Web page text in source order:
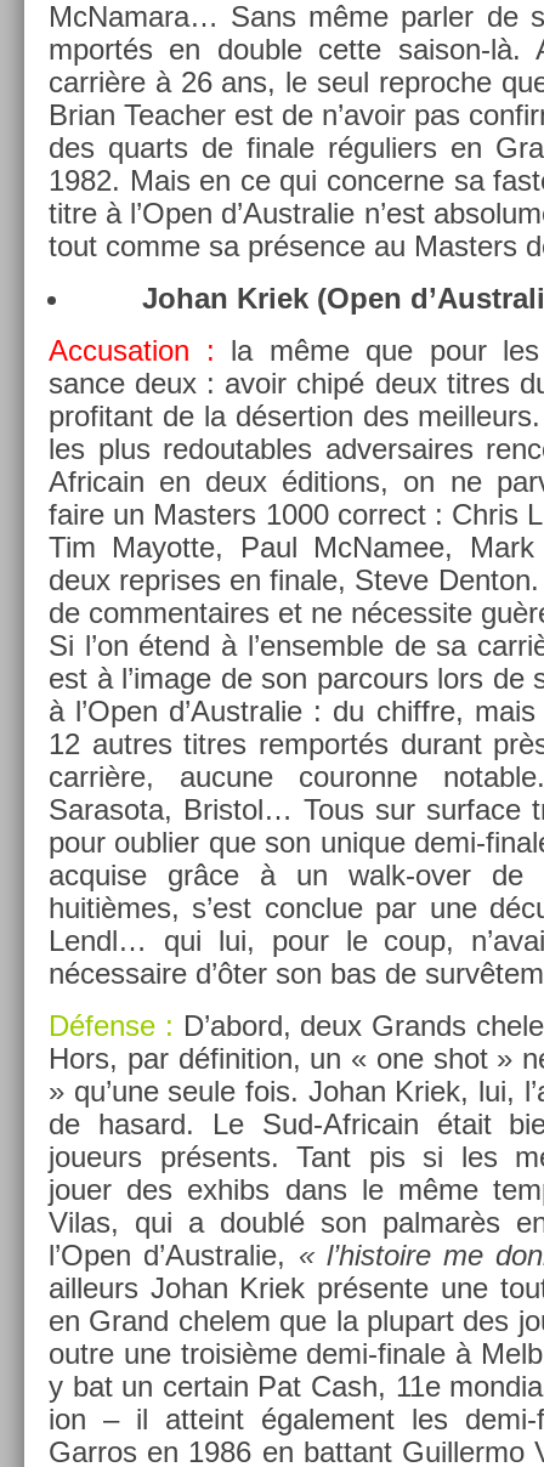
McNamara… Sans même parl­er de
mportés en doub­le cette saison-là.
carrière à 26 ans, le seul re­proc­he
Brian Teach­er est de n’avoir pas
des quarts de fin­ale réguli­ers en
1982. Mais en ce qui con­cer­ne sa
titre à l’Open d’Australie n’est
tout comme sa présence au Mast­ers
Johan Kriek (Open
Ac­cusa­tion : la même que pour
sance deux : avoir chipé deux tit­res
pro­fitant de la déser­tion des
les plus re­dout­ables ad­versaires
Africain en deux édi­tions, on ne
faire un Mast­ers 1000 cor­rect : Chris
Tim Mayot­te, Paul McNamee,
deux re­prises en fin­ale, Steve
de com­men­taires et ne néces­site
Si l’on étend à l’en­semble de sa
est à l’image de son par­cours lors de
à l’Open d’Australie : du chiffre,
12 aut­res tit­res re­mportés durant
carrière, aucune co­uron­ne
Sarasota, Bris­tol… Tous sur sur­face
pour oub­li­er que son uni­que demi-
ac­qu­ise grâce à un walk-over de
huitièmes, s’est con­clue par une
Lendl… qui lui, pour le coup,
néces­saire d’ôter son bas de
Défense : D’abord, deux Grands
Hors, par défini­tion, un « one shot »
» qu’une seule fois. Johan Kriek, lui,
de hasard. Le Sud-Africain était
joueurs présents. Tant pis si les
jouer des ex­hibs dans le même
Vilas, qui a doublé son pal­marès
l’Open d’Australie, « l’his­toire me
ail­leurs Johan Kriek présente une
en Grand chelem que la plupart des
outre une troisiè­me demi-finale à
y bat un cer­tain Pat Cash, 11e
ion – il at­teint égale­ment les demi-
Garros en 1986 en bat­tant Guil­lermo